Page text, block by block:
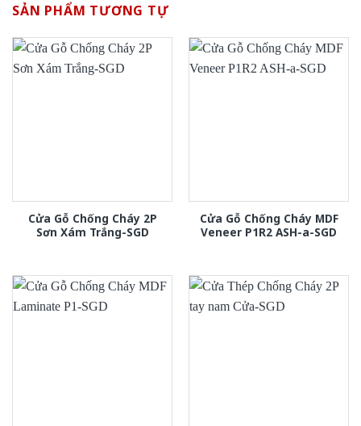
SẢN PHẨM TƯƠNG TỰ
Cửa Gỗ Chống Cháy 2P
Sơn Xám Trắng-SGD
Cửa Gỗ Chống Cháy MDF
Veneer P1R2 ASH-a-SGD